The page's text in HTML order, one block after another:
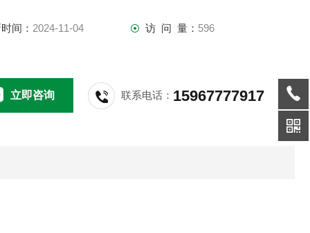
间： 2024-11-04 访 问 量： 596
立即咨询 联系电话： 15967777917